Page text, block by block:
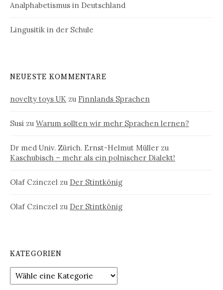
Analphabetismus in Deutschland
Lingusitik in der Schule
NEUESTE KOMMENTARE
novelty toys UK zu Finnlands Sprachen
Susi zu Warum sollten wir mehr Sprachen lernen?
Dr med Univ. Zürich. Ernst-Helmut Müller zu
Kaschubisch – mehr als ein polnischer Dialekt!
Olaf Czinczel zu Der Stintkönig
Olaf Czinczel zu Der Stintkönig
KATEGORIEN